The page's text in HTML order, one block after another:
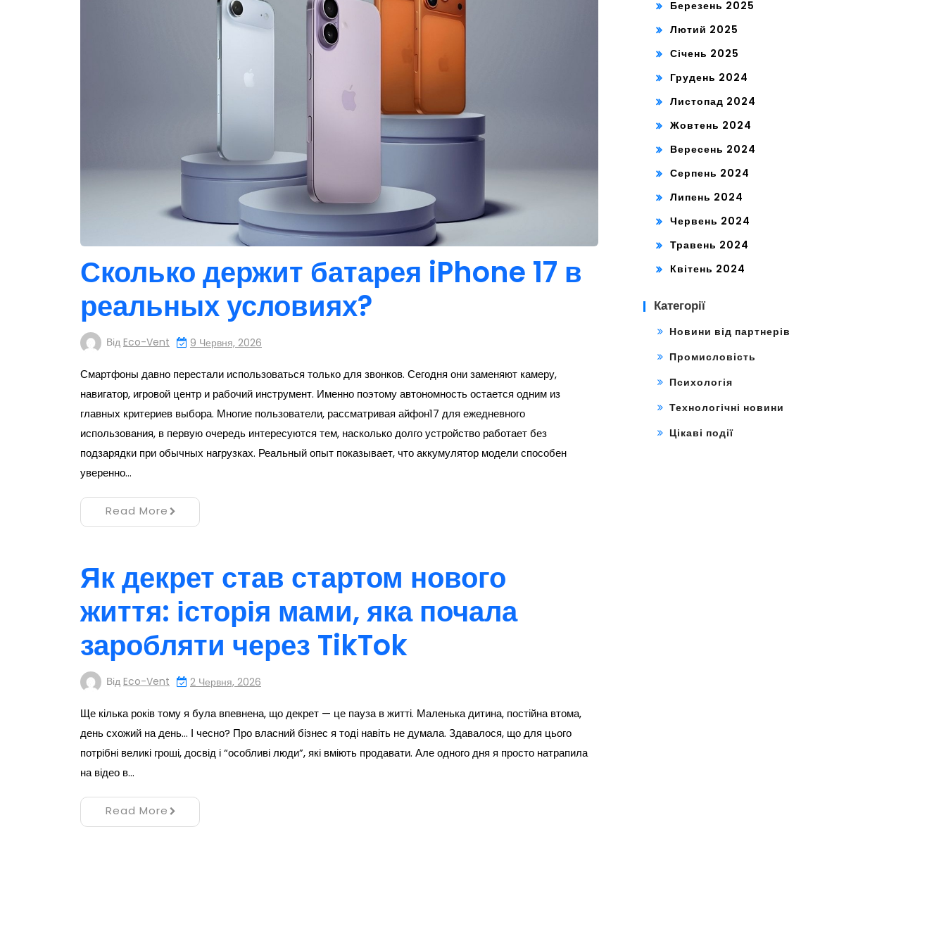
Сколько держит батарея iPhone 17 в
реальных условиях?
Від Eco-Vent 9 Червня, 2026
Смартфоны давно перестали использоваться только для звонков. Сегодня они заменяют камеру,
навигатор, игровой центр и рабочий инструмент. Именно поэтому автономность остается одним из
главных критериев выбора. Многие пользователи, рассматривая айфон17 для ежедневного
использования, в первую очередь интересуются тем, насколько долго устройство работает без
подзарядки при обычных нагрузках. Реальный опыт показывает, что аккумулятор модели способен
уверенно…
Read More
Як декрет став стартом нового
життя: історія мами, яка почала
заробляти через TikTok
Від Eco-Vent 2 Червня, 2026
Ще кілька років тому я була впевнена, що декрет — це пауза в житті. Маленька дитина, постійна втома,
день схожий на день… І чесно? Про власний бізнес я тоді навіть не думала. Здавалося, що для цього
потрібні великі гроші, досвід і “особливі люди”, які вміють продавати. Але одного дня я просто натрапила
на відео в…
Read More
Березень 2025
Лютий 2025
Січень 2025
Грудень 2024
Листопад 2024
Жовтень 2024
Вересень 2024
Серпень 2024
Липень 2024
Червень 2024
Травень 2024
Квітень 2024
Категорії
Новини від партнерів
Промисловість
Психологія
Технологічні новини
Цікаві події